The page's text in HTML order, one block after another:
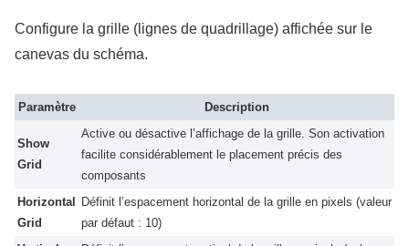
Configure la grille (lignes de quadrillage) affichée sur le
canevas du schéma.
Paramètre Description
Show
Grid
Active ou désactive l’affichage de la grille. Son activation
facilite considérablement le placement précis des
composants
Horizontal
Grid
Définit l’espacement horizontal de la grille en pixels (valeur
par défaut : 10)